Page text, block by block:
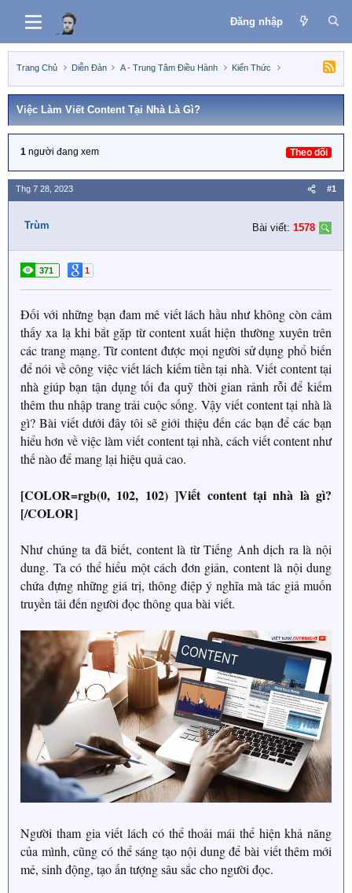
Đăng nhập
Trang Chủ Diễn Đàn A - Trung Tâm Điều Hành Kiến Thức
Việc Làm Viết Content Tại Nhà Là Gì?
1 người đang xem Theo dõi
Thg 7 28, 2023 #1
Trùm Bài viết: 1578
371 1
Đối với những bạn đam mê viết lách hầu như không còn cảm
thấy xa lạ khi bắt gặp từ content xuất hiện thường xuyên trên
các trang mạng. Từ content được mọi người sử dụng phổ biến
để nói về công việc viết lách kiếm tiền tại nhà. Viết content tại
nhà giúp bạn tận dụng tối đa quỹ thời gian rảnh rỗi để kiếm
thêm thu nhập trang trải cuộc sống. Vậy viết content tại nhà là
gì? Bài viết dưới đây tôi sẽ giới thiệu đến các bạn để các bạn
hiểu hơn về việc làm viết content tại nhà, cách viết content như
thế nào để mang lại hiệu quả cao.
[COLOR=rgb(0, 102, 102) ]Viết content tại nhà là gì?
[/COLOR]
Như chúng ta đã biết, content là từ Tiếng Anh dịch ra là nội
dung. Ta có thể hiểu một cách đơn giản, content là nội dung
chứa đựng những giá trị, thông điệp ý nghĩa mà tác giả muốn
truyền tải đến người đọc thông qua bài viết.
Người tham gia viết lách có thể thoải mái thể hiện khả năng
của mình, cũng có thể sáng tạo nội dung để bài viết thêm mới
mẻ, sinh động, tạo ấn tượng sâu sắc cho người đọc.